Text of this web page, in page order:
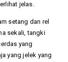
jelas.
setang dan rel
sekali, tangki
yang
yang jelek yang